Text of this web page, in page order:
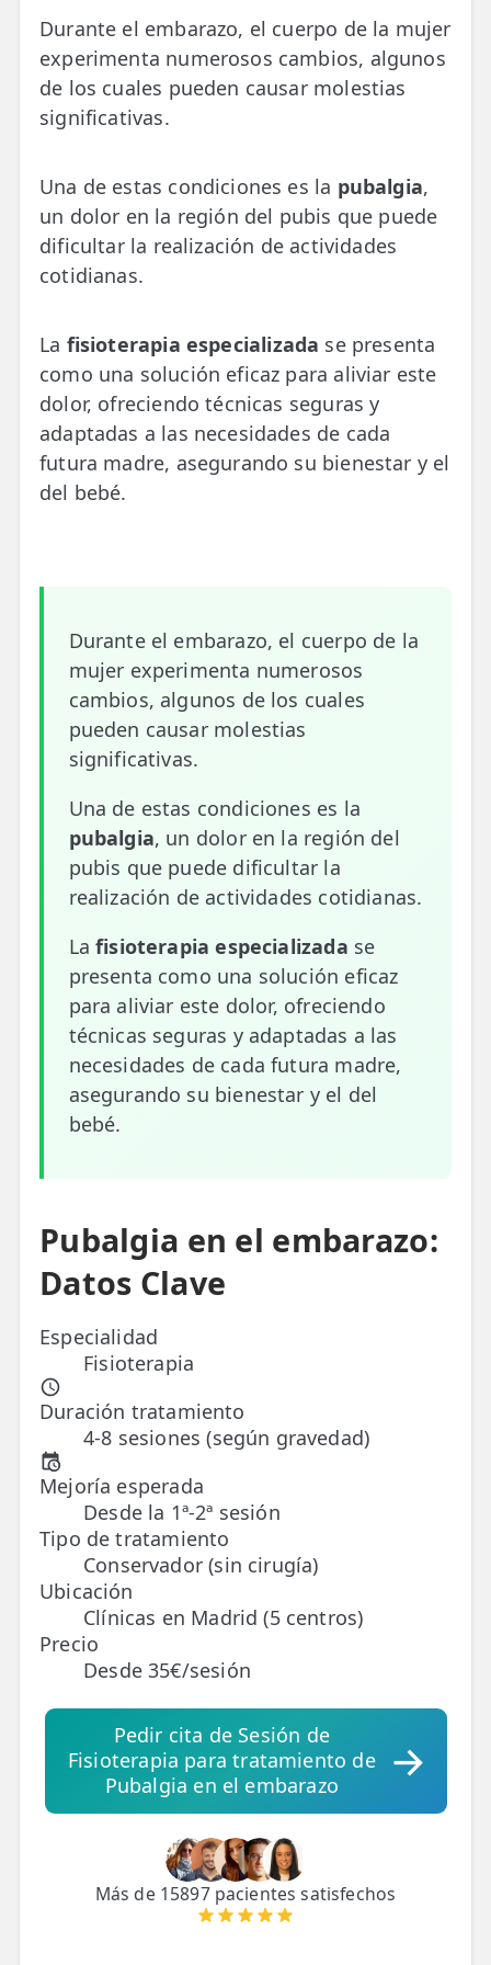
💆‍♀️ Tratamientos
😓 Síntomas
📅 Pedir Cita
🏢 Empresas
UBICACIONES
🔍 Buscador Clínicas
📍 Barrio del Pilar
📍 Chamberí - Centro
📍 Barrio Salamanca
📍 Carabanchel - Usera
🛍️ Tienda Bonos
🛍️ Tienda Productos Fisioterapia
🎁 Tarjetas Regalo
❤️ Ofertas
CONTACTO
📧 Contacta
ESPECIALIDADES
🩻 Fisioterapia Traumatológica
😧 Fisioterapia ATM
💆 Masajes Madrid
🏅 Fisioterapia Deportiva
🧠 Fisioterapia Neurológica
🧍 Fisioterapia Vestibular
🫁 Fisioterapia Respiratoria
👶 Fisioterapia Pediátrica
TRATAMIENTOS
✅ Punción Seca
✅ Ondas de Choque
✅ EPTE - EPI
ESTÉTICA
✨ Fisioestética
✨ Radiofrecuencia INDIBA
✨ Presoterapia
✨ Cicatrices y Estrías
Durante el embarazo, el cuerpo de la mujer
experimenta numerosos cambios, algunos
de los cuales pueden causar molestias
significativas.
Una de estas condiciones es la pubalgia,
un dolor en la región del pubis que puede
dificultar la realización de actividades
cotidianas.
La fisioterapia especializada se presenta
como una solución eficaz para aliviar este
dolor, ofreciendo técnicas seguras y
adaptadas a las necesidades de cada
futura madre, asegurando su bienestar y el
del bebé.
Durante el embarazo, el cuerpo de la
mujer experimenta numerosos
cambios, algunos de los cuales
pueden causar molestias
significativas.
Una de estas condiciones es la
pubalgia, un dolor en la región del
pubis que puede dificultar la
realización de actividades cotidianas.
Lafisioterapia especializada se
presenta como una solución eficaz
para aliviar este dolor, ofreciendo
técnicas seguras y adaptadas a las
necesidades de cada futura madre,
asegurando su bienestar y el del
bebé.
Pubalgia en el embarazo:
Datos Clave
Especialidad
Fisioterapia
Duración tratamiento
4-8 sesiones (según gravedad)
Mejoría esperada
Desde la 1ª-2ª sesión
Tipo de tratamiento
Conservador (sin cirugía)
Ubicación
Clínicas en Madrid (5 centros)
Precio
Desde 35€/sesión
Pedir cita de Sesión de
Fisioterapia para tratamiento de
Pubalgia en el embarazo
Más de 15897 pacientes satisfechos